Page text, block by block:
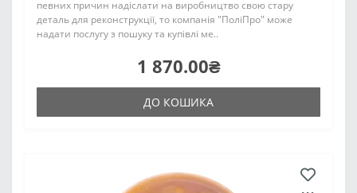
певних причин надіслати на виробництво свою стару
деталь для реконструкції, то компанія "ПоліПро" може
надати послугу з пошуку та купівлі ме..
1 870.00₴
ДО КОШИКА